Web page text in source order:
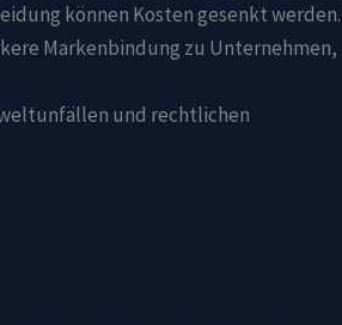
können Kosten gesenkt werden.
Markenbindung zu Unternehmen,
und rechtlichen